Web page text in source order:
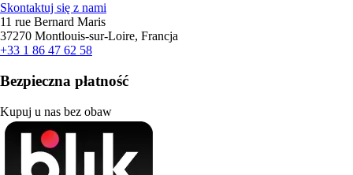
Skontaktuj się z nami
11 rue Bernard Maris
37270 Montlouis-sur-Loire, Francja
+33 1 86 47 62 58
Bezpieczna płatność
Kupuj u nas bez obaw